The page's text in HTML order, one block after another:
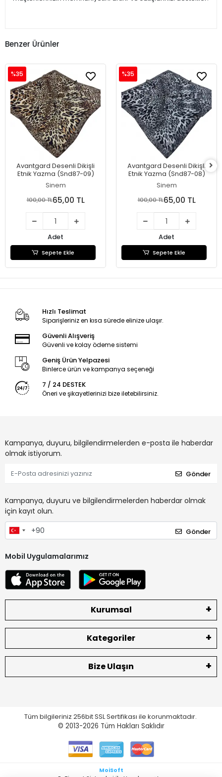
Benzer Ürünler
Avantgard Desenli Dikişli
Etnik Yazma (Snd87-09)
Sinem
%35
100,00 TL65,00 TL
Adet
Sepete Ekle
Avantgard Desenli Dikişli
Etnik Yazma (Snd87-08)
Sinem
%35
100,00 TL65,00 TL
Adet
Sepete Ekle
Hızlı Teslimat
Siparişleriniz en kısa sürede elinize ulaşır.
Güvenli Alışveriş
Güvenli ve kolay ödeme sistemi
Geniş Ürün Yelpazesi
Binlerce ürün ve kampanya seçeneği
7 / 24 DESTEK
Öneri ve şikayetlerinizi bize iletebilirsiniz.
Kampanya, duyuru, bilgilendirmelerden e-posta ile haberdar
olmak istiyorum.
Gönder
Kampanya, duyuru ve bilgilendirmelerden haberdar olmak
için kayıt olun.
Gönder
Mobil Uygulamalarımız
Kurumsal
Kategoriler
Bize Ulaşın
Tüm bilgileriniz 256bit SSL Sertifikası ile korunmaktadır.
© 2013-2026 Tüm Hakları Saklıdır
MoiSoft